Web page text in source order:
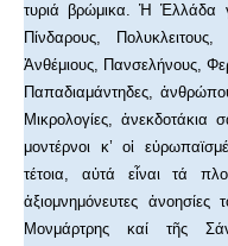
τυριά βρώμικα. Ἡ Ἑλλάδα
Πίνδαρους,
Ἀνθέμιους, Πανσελήνους,
Παπαδιαμάντηδες,
Μικρολογίες, ἀνεκδοτάκια
μοντέρνοι κ’ οἱ
τέτοια, αὐτά εἶναι τά
ἀξιομνημόνευτες
Μονμάρτρης καί τῆς